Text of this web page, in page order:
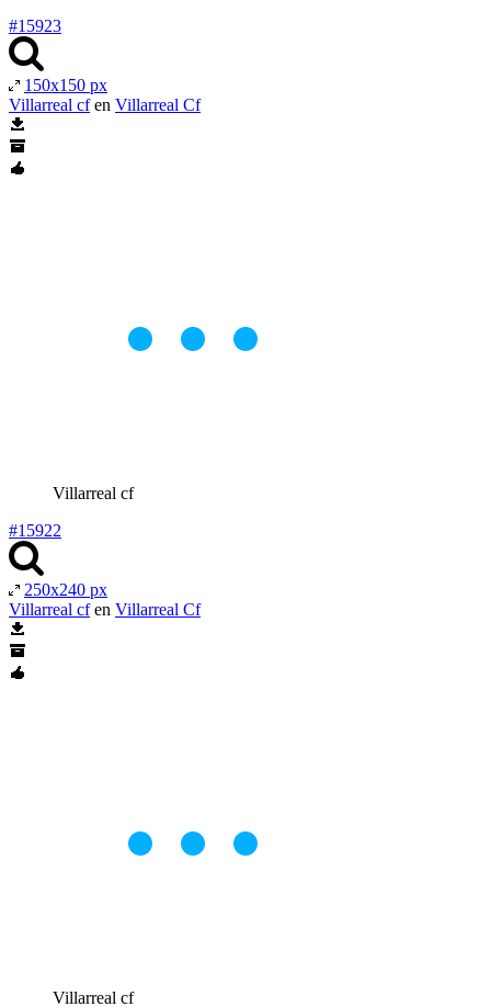
#15923
150x150 px
Villarreal cfen Villarreal Cf
Villarreal cf
#15922
250x240 px
Villarreal cfen Villarreal Cf
Villarreal cf